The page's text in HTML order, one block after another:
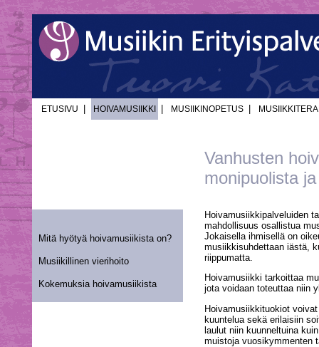
ETUSIVU HOIVAMUSIIKKI MUSIIKINOPETUS
Vanhusten
monipuolista
Mitä hyötyä hoivamusiikista on?
Musiikillinen vierihoito
Kokemuksia hoivamusiikista
Hoivamusiikkipalveluiden
mahdollisuus osallistua
Jokaisella ihmisellä on
musiikkisuhdettaan iästä,
riippumatta.
Hoivamusiikki tarkoittaa
jota voidaan toteuttaa niin
Hoivamusiikkituokiot
kuuntelua sekä erilaisiin
laulut niin kuunneltuina
muistoja vuosikymmenten